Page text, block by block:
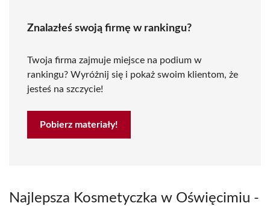
Znalazłeś swoją firmę w rankingu?
Twoja firma zajmuje miejsce na podium w
rankingu? Wyróżnij się i pokaż swoim klientom, że
jesteś na szczycie!
Pobierz materiały!
Najlepsza Kosmetyczka w Oświęcimiu -